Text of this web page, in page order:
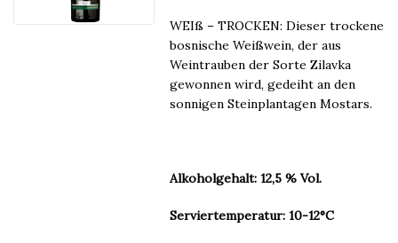
WEIß – TROCKEN: Dieser trockene
bosnische Weißwein, der aus
Weintrauben der Sorte Zilavka
gewonnen wird, gedeiht an den
sonnigen Steinplantagen Mostars.
Alkoholgehalt: 12,5 % Vol.
Serviertemperatur: 10-12°C